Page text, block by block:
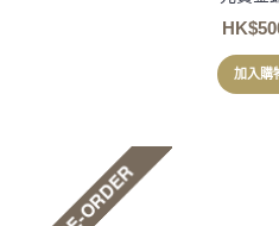
加入購